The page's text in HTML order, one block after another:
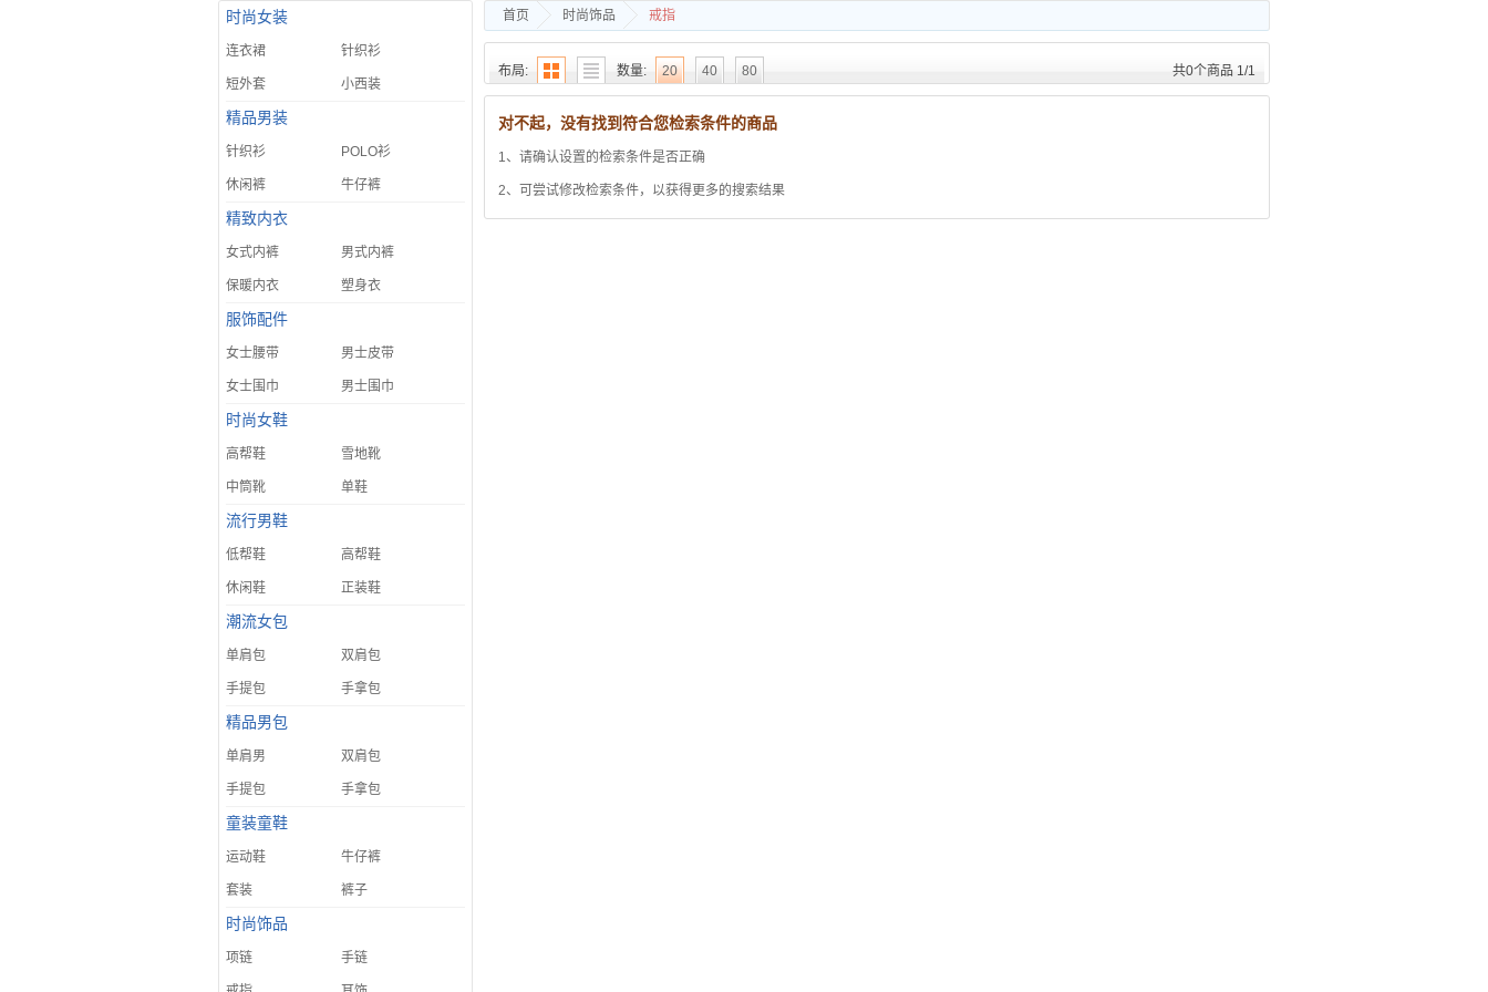
时尚女装
连衣裙 针织衫
短外套 小西装
精品男装
针织衫 POLO衫
休闲裤 牛仔裤
精致内衣
女式内裤 男式内裤
保暖内衣 塑身衣
服饰配件
女士腰带 男士皮带
女士围巾 男士围巾
时尚女鞋
高帮鞋 雪地靴
中筒靴 单鞋
流行男鞋
低帮鞋 高帮鞋
休闲鞋 正装鞋
潮流女包
单肩包 双肩包
手提包 手拿包
精品男包
单肩男 双肩包
手提包 手拿包
童装童鞋
运动鞋 牛仔裤
套装 裤子
时尚饰品
项链 手链
首页 时尚饰品 戒指
布局: 数量: 20 40 80 共0个商品 1/1
置顶降序 价格 销量 评分
只查看: 热销 最新
对不起，没有找到符合您检索条件的商品
1、请确认设置的检索条件是否正确
2、可尝试修改检索条件，以获得更多的搜索结果